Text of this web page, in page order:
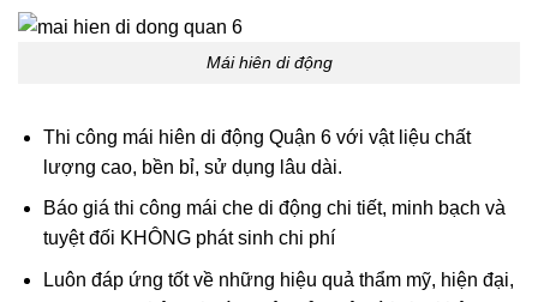
Mái hiên di động
Thi công mái hiên di động Quận 6 với vật liệu chất
lượng cao, bền bỉ, sử dụng lâu dài.
Báo giá thi công mái che di động chi tiết, minh bạch và
tuyệt đối KHÔNG phát sinh chi phí
Luôn đáp ứng tốt về những hiệu quả thẩm mỹ, hiện đại,